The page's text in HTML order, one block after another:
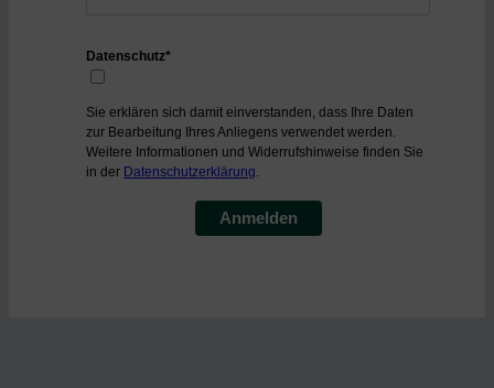
Datenschutz*
Sie erklären sich damit einverstanden, dass Ihre Daten
zur Bearbeitung Ihres Anliegens verwendet werden.
Weitere Informationen und Widerrufshinweise finden Sie
in der Datenschutzerklärung.
Anmelden